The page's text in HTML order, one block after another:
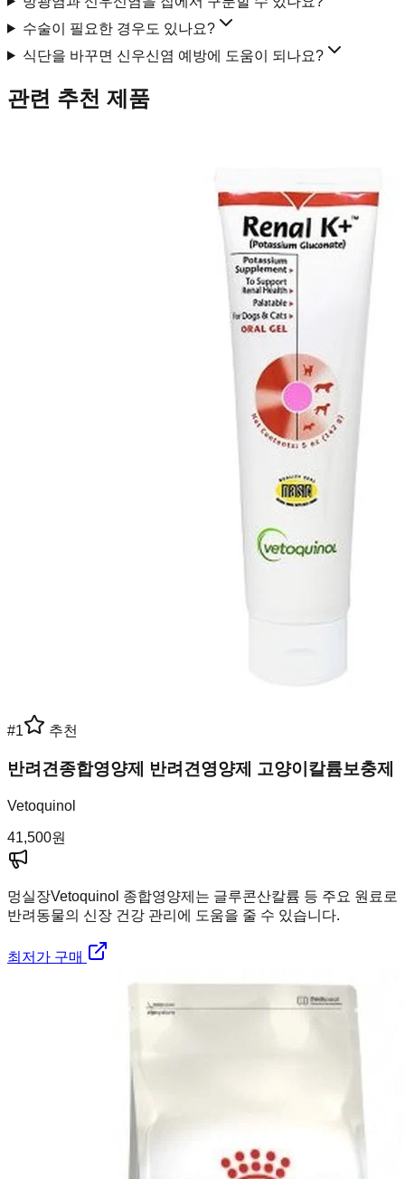
수술이 필요한 경우도 있나요?
식단을 바꾸면 신우신염 예방에 도움이 되나요?
관련 추천 제품
#1 추천
반려견종합영양제 반려견영양제 고양이칼륨보충제
Vetoquinol
41,500원
멍실장Vetoquinol 종합영양제는 글루콘산칼륨 등 주요 원료로
반려동물의 신장 건강 관리에 도움을 줄 수 있습니다.
최저가 구매